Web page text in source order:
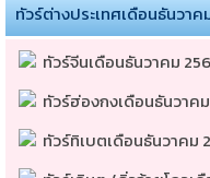
ทัวร์ต่างประเทศเดือนธันวาค
ทัวร์จีนเดือนธันวาคม
ทัวร์ฮ่องกงเดือนธันวาค
ทัวร์ทิเบตเดือนธันวาคม